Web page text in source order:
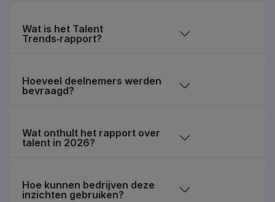
Wat is het Talent
Trends‑rapport?
Hoeveel deelnemers werden
bevraagd?
Wat onthult het rapport over
talent in 2026?
Hoe kunnen bedrijven deze
inzichten gebruiken?